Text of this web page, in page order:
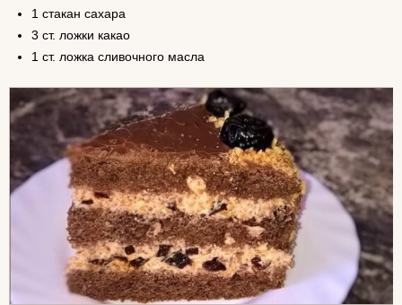
1 стакан сахара
3 ст. ложки какао
1 ст. ложка сливочного масла